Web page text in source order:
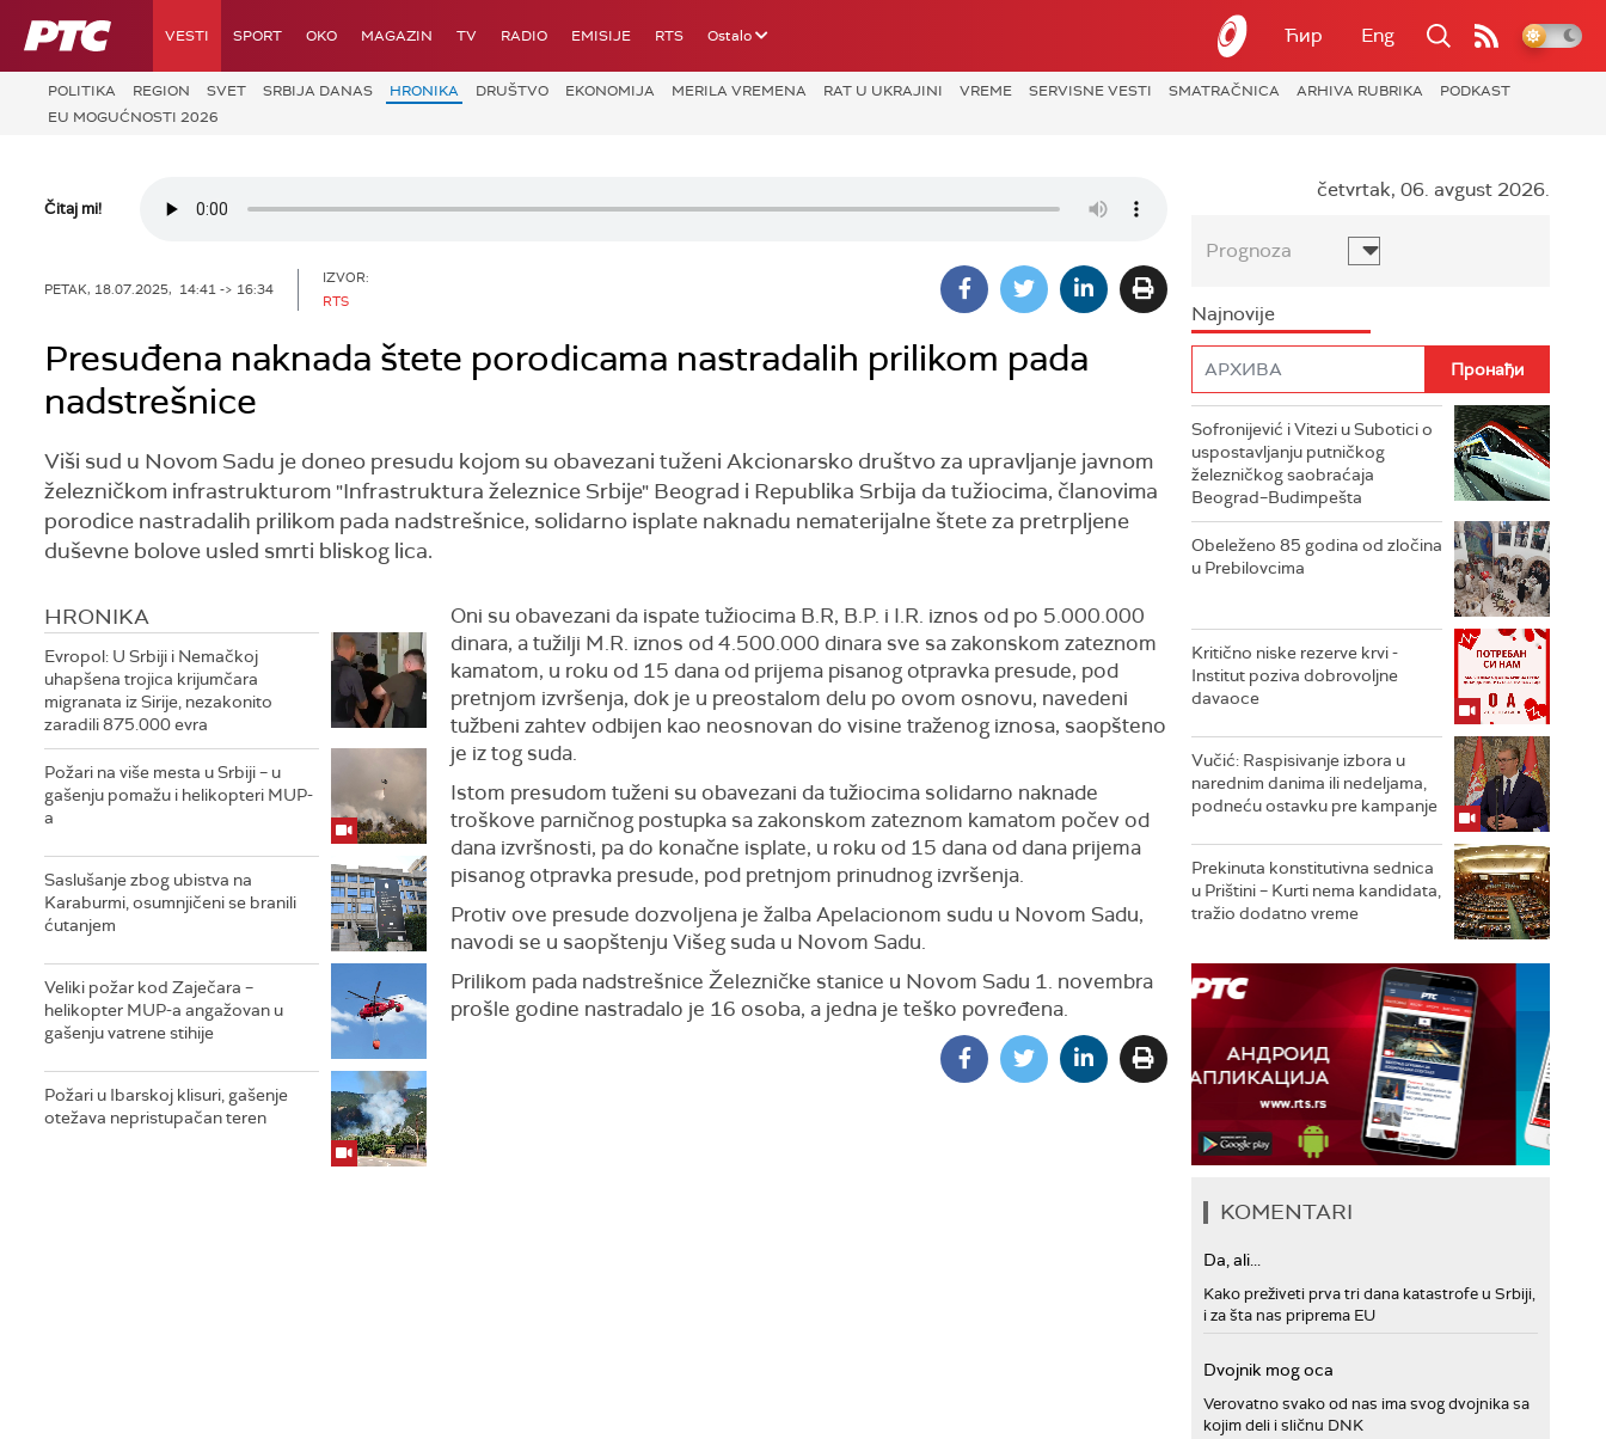
RTS VESTI SPORT OKO MAGAZIN TV RADIO EMISIJE RTS Ostalo Ћир Eng
POLITIKA REGION SVET SRBIJA DANAS HRONIKA DRUŠTVO EKONOMIJA MERILA VREMENA RAT U UKRAJINI VREME SERVISNE VESTI SMATRAČNICA ARHIVA RUBRIKA
PODKAST
EU MOGUĆNOSTI 2026
Čitaj mi!
PETAK, 18.07.2025, 14:41 -> 16:34
IZVOR:
RTS
Presuđena naknada štete porodicama nastradalih prilikom pada
nadstrešnice
Viši sud u Novom Sadu je doneo presudu kojom su obavezani tuženi Akcionarsko društvo za upravljanje javnom
železničkom infrastrukturom "Infrastruktura železnice Srbije" Beograd i Republika Srbija da tužiocima, članovima
porodice nastradalih prilikom pada nadstrešnice, solidarno isplate naknadu nematerijalne štete za pretrpljene
duševne bolove usled smrti bliskog lica.
HRONIKA
Evropol: U Srbiji i Nemačkoj
uhapšena trojica krijumčara
migranata iz Sirije, nezakonito
zaradili 875.000 evra
Požari na više mesta u Srbiji – u
gašenju pomažu i helikopteri MUP-
a
Saslušanje zbog ubistva na
Karaburmi, osumnjičeni se branili
ćutanjem
Veliki požar kod Zaječara –
helikopter MUP-a angažovan u
gašenju vatrene stihije
Požari u Ibarskoj klisuri, gašenje
otežava nepristupačan teren
Oni su obavezani da ispate tužiocima B.R, B.P. i I.R. iznos od po 5.000.000
dinara, a tužilji M.R. iznos od 4.500.000 dinara sve sa zakonskom zateznom
kamatom, u roku od 15 dana od prijema pisanog otpravka presude, pod
pretnjom izvršenja, dok je u preostalom delu po ovom osnovu, navedeni
tužbeni zahtev odbijen kao neosnovan do visine traženog iznosa, saopšteno
je iz tog suda.
Istom presudom tuženi su obavezani da tužiocima solidarno naknade
troškove parničnog postupka sa zakonskom zateznom kamatom počev od
dana izvršnosti, pa do konačne isplate, u roku od 15 dana od dana prijema
pisanog otpravka presude, pod pretnjom prinudnog izvršenja.
Protiv ove presude dozvoljena je žalba Apelacionom sudu u Novom Sadu,
navodi se u saopštenju Višeg suda u Novom Sadu.
Prilikom pada nadstrešnice Železničke stanice u Novom Sadu 1. novembra
prošle godine nastradalo je 16 osoba, a jedna je teško povređena.
četvrtak, 06. avgust 2026.
Prognoza
Najnovije
Sofronijević i Vitezi u Subotici o
uspostavljanju putničkog
železničkog saobraćaja
Beograd–Budimpešta
Obeleženo 85 godina od zločina
u Prebilovcima
Kritično niske rezerve krvi -
Institut poziva dobrovoljne
davaoce
Vučić: Raspisivanje izbora u
narednim danima ili nedeljama,
podneću ostavku pre kampanje
Prekinuta konstitutivna sednica
u Prištini – Kurti nema kandidata,
tražio dodatno vreme
KOMENTARI
Da, ali...
Kako preživeti prva tri dana katastrofe u Srbiji,
i za šta nas priprema EU
Dvojnik mog oca
Verovatno svako od nas ima svog dvojnika sa
kojim deli i sličnu DNK